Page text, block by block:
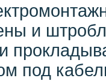
и
под